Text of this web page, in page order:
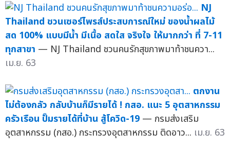
NJ
Thailand ชวนเซอร์ไพรส์ประสบการณ์ใหม่ ของน้ำผลไม้
สด 100% แบบมีน้ำ มีเนื้อ สดใส จริงใจ ให้มากกว่า ที่ 7-11
ทุกสาขา — NJ Thailand ชวนคนรักสุขภาพมาท้าชนควา...
เม.ย. 63
ตกงาน
ไม่ต้องกลัว กลับบ้านก็มีรายได้ ! กสอ. แนะ 5 อุตสาหกรรม
ครัวเรือน ปั๊มรายได้ที่บ้าน สู้โควิด-19 — กรมส่งเสริม
อุตสาหกรรม (กสอ.) กระทรวงอุตสาหกรรม ติดอาว... เม.ย. 63